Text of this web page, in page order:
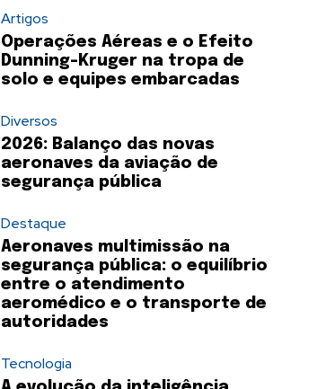
Artigos
Operações Aéreas e o Efeito
Dunning-Kruger na tropa de
solo e equipes embarcadas
Diversos
2026: Balanço das novas
aeronaves da aviação de
segurança pública
Destaque
Aeronaves multimissão na
segurança pública: o equilíbrio
entre o atendimento
aeromédico e o transporte de
autoridades
Tecnologia